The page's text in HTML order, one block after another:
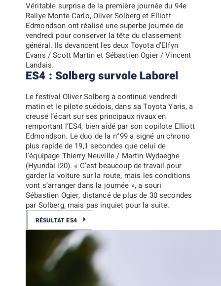
Véritable surprise de la première journée du 94e
Rallye Monte-Carlo, Oliver Solberg et Elliott
Edmondson ont réalisé une superbe journée de
vendredi pour conserver la tête du classement
général. Ils devancent les deux Toyota d'Elfyn
Evans / Scott Martin et Sébastien Ogier / Vincent
Landais.
ES4 : Solberg survole Laborel
Le festival Oliver Solberga continué vendredi
matin et le pilote suédois, dans sa Toyota Yaris, a
creusé l’écart sur ses principaux rivaux en
remportant l’ES4, bien aidé par son copilote Elliott
Edmondson. Le duo de la n°99 a signé un chrono
plus rapide de 19,1 secondes que celui de
l’équipage Thierry Neuville / Martin Wydaeghe
(Hyundai i20). « C’est beaucoup de travail pour
garder la voiture sur la route, mais les conditions
vont s’arranger dans la journée », a souri
Sébastien Ogier, distancé de plus de 30 secondes
par Solberg, mais pas inquiet pour la suite.
RÉSULTAT ES4